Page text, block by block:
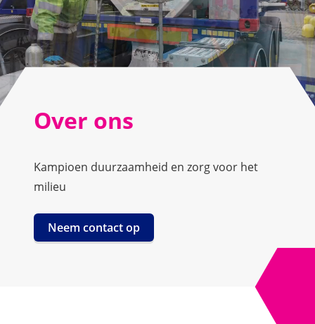
Over ons
Kampioen duurzaamheid en zorg voor het
milieu
Neem contact op